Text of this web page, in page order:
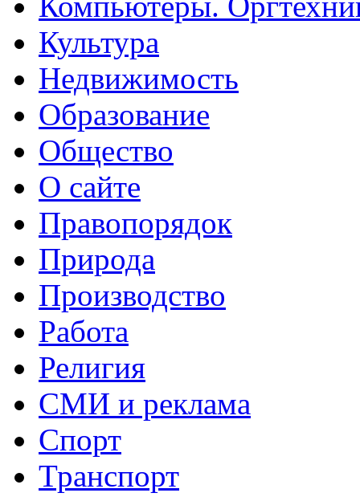
Культура
Недвижимость
Образование
Общество
О сайте
Правопорядок
Природа
Производство
Работа
Религия
СМИ и реклама
Спорт
Транспорт